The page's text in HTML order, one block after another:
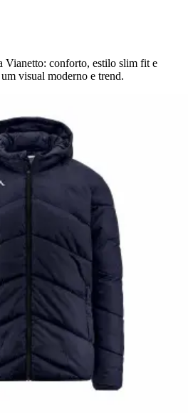
Vianetto: conforto, estilo slim fit e
visual moderno e trend.